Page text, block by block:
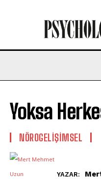
Yoksa
NÖROGELIŞIMSEL
YAZAR: